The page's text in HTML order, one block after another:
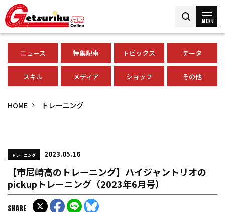
MENU
ニュース 特集記事 トピックス データ
スキル メディア ショップ その他
HOME トレーニング
トレーニング 2023.05.16
【市尼崎高のトレーニング】ハイジャントリオの
pickupトレーニング（2023年6月号）
SHARE